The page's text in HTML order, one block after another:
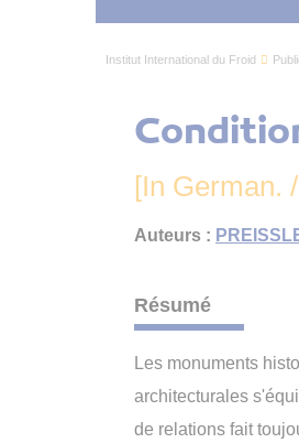
Institut International du Froid
[In German.
Auteurs :
Résumé
Les monuments
architecturales
de relations fait